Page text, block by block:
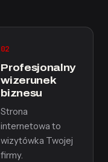
02
Profesjonalny
wizerunek
biznesu
Strona
internetowa to
wizytówka Twojej
firmy.